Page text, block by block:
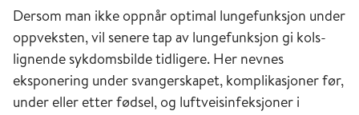
Dersom man ikke oppnår optimal lungefunksjon under
oppveksten, vil senere tap av lungefunksjon gi kols-
lignende sykdomsbilde tidligere. Her nevnes
eksponering under svangerskapet, komplikasjoner før,
under eller etter fødsel, og luftveisinfeksjoner i